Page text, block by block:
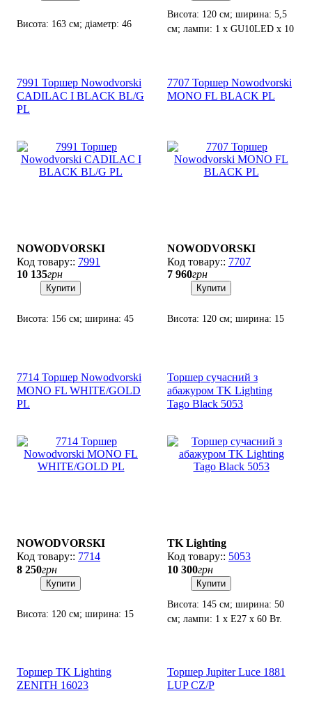
Висота: 163 см; діаметр: 46
Висота: 120 см; ширина: 5,5
см; лампи: 1 х GU10LED х 10
7991 Торшер Nowodvorski
CADILAC I BLACK BL/G
PL
NOWODVORSKI
7991
10 135грн
Купити
Висота: 156 см; ширина: 45
7707 Торшер Nowodvorski
MONO FL BLACK PL
NOWODVORSKI
7707
7 960грн
Купити
Висота: 120 см; ширина: 15
7714 Торшер Nowodvorski
MONO FL WHITE/GOLD
PL
NOWODVORSKI
7714
8 250грн
Купити
Висота: 120 см; ширина: 15
Торшер сучасний з
абажуром TK Lighting
Tago Black 5053
TK Lighting
5053
10 300грн
Купити
Висота: 145 см; ширина: 50
см; лампи: 1 х Е27 х 60 Вт.
Торшер TK Lighting
ZENITH 16023
Торшер Jupiter Luce 1881
LUP CZ/P